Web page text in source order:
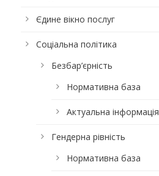
Єдине вікно послуг
Соціальна політика
Безбар’єрність
Нормативна база
Актуальна інформація
Гендерна рівність
Нормативна база